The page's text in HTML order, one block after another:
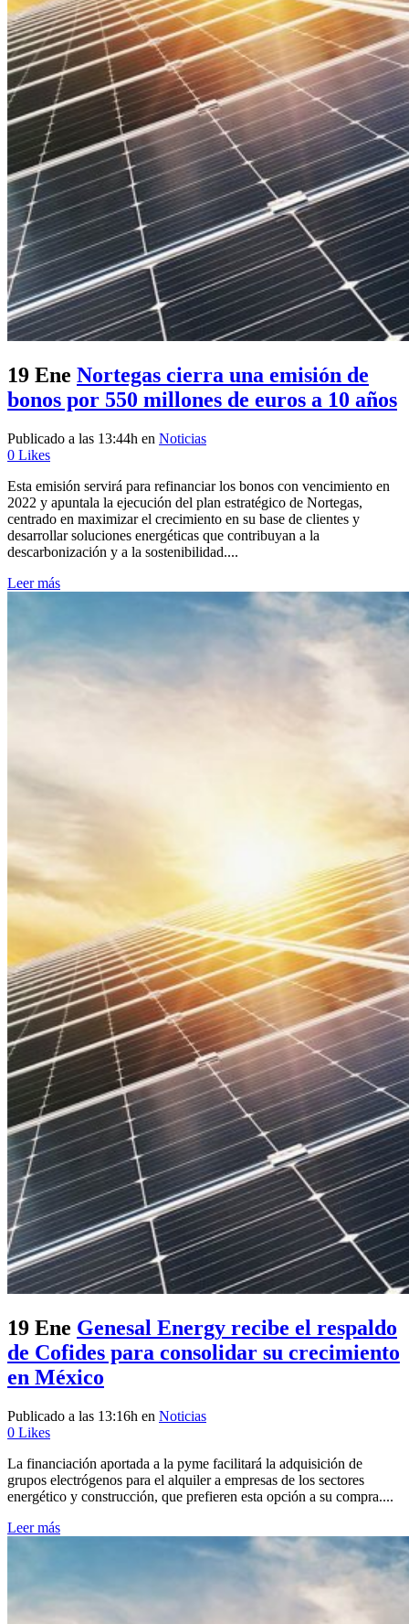
19 Ene Nortegas cierra una emisión de
bonos por 550 millones de euros a 10 años
Publicado a las 13:44h en Noticias
0 Likes
Esta emisión servirá para refinanciar los bonos con vencimiento en
2022 y apuntala la ejecución del plan estratégico de Nortegas,
centrado en maximizar el crecimiento en su base de clientes y
desarrollar soluciones energéticas que contribuyan a la
descarbonización y a la sostenibilidad....
Leer más
19 Ene Genesal Energy recibe el respaldo
de Cofides para consolidar su crecimiento
en México
Publicado a las 13:16h en Noticias
0 Likes
La financiación aportada a la pyme facilitará la adquisición de
grupos electrógenos para el alquiler a empresas de los sectores
energético y construcción, que prefieren esta opción a su compra....
Leer más